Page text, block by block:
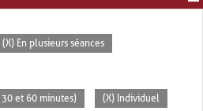
(X) En plusieurs séances
et 60 minutes) (X) Individuel